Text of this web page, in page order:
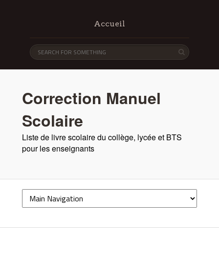
Accueil
Correction Manuel
Scolaire
Liste de livre scolaire du collège, lycée et BTS
pour les enseignants